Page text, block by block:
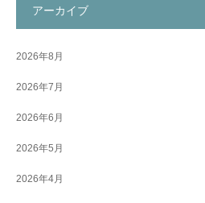
アーカイブ
2026年8月
2026年7月
2026年6月
2026年5月
2026年4月